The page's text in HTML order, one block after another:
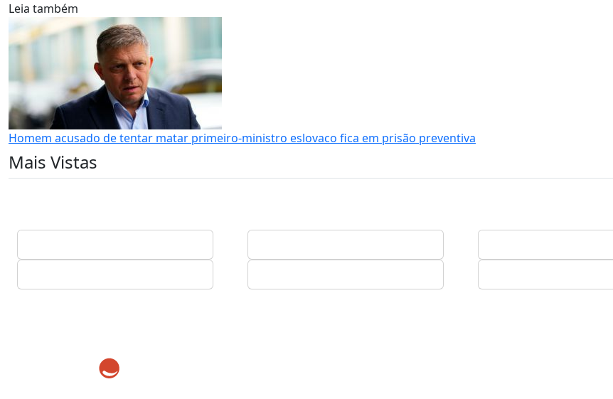
Leia também
Homem acusado de tentar matar primeiro-ministro eslovaco fica em prisão preventiva
Mais Vistas